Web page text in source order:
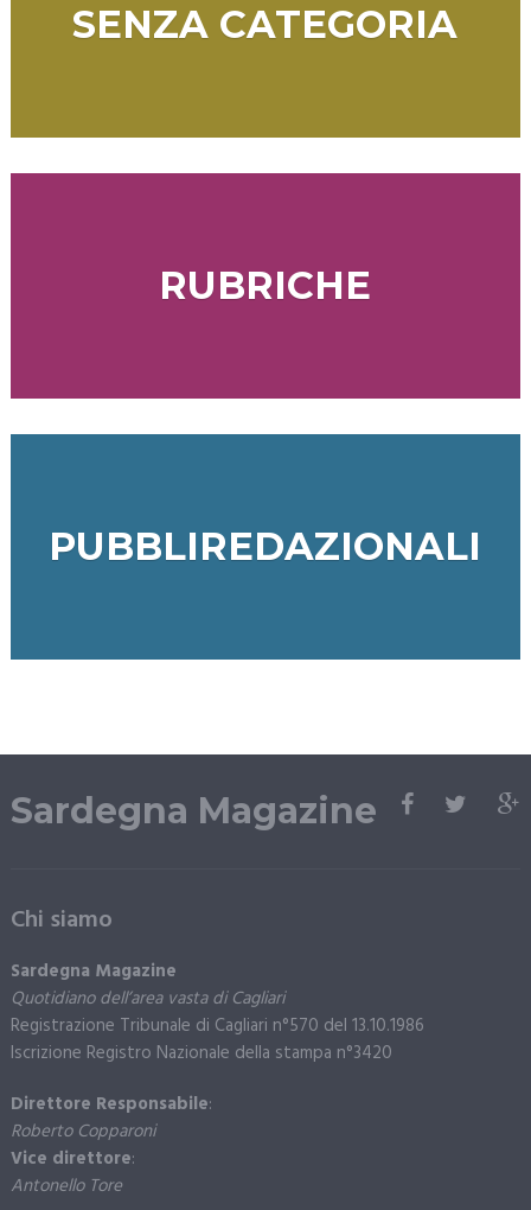
SENZA CATEGORIA
RUBRICHE
PUBBLIREDAZIONALI
Sardegna Magazine
Chi siamo
Sardegna Magazine
Quotidiano dell’area vasta di Cagliari
Registrazione Tribunale di Cagliari n°570 del 13.10.1986
Iscrizione Registro Nazionale della stampa n°3420
Direttore Responsabile:
Roberto Copparoni
Vice direttore:
Antonello Tore